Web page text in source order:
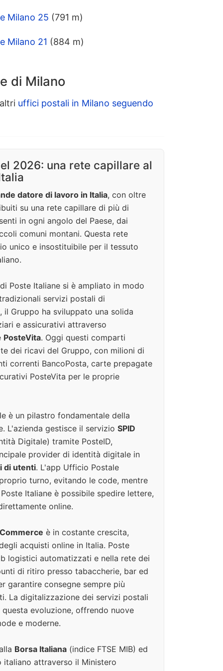
Milano 25 (791 m)
Milano 21 (884 m)
di Milano
uffici postali in Milano seguendo
2026: una rete capillare al
datore di lavoro in Italia, con oltre
su una rete capillare di più di
in ogni angolo del Paese, dai
comuni montani. Questa rete
unico e insostituibile per il tessuto
Poste Italiane si è ampliato in modo
servizi postali di
il Gruppo ha sviluppato una solida
e assicurativi attraverso
PosteVita. Oggi questi comparti
dei ricavi del Gruppo, con milioni di
correnti BancoPosta, carte prepagate
PosteVita per le proprie
è un pilastro fondamentale della
L'azienda gestisce il servizio SPID
Digitale) tramite PosteID,
provider di identità digitale in
di utenti. L'app Ufficio Postale
turno, evitando le code, mentre
Italiane è possibile spedire lettere,
online.
è in costante crescita,
acquisti online in Italia. Poste
logistici automatizzati e nella rete dei
di ritiro presso tabaccherie, bar ed
garantire consegne sempre più
La digitalizzazione dei servizi postali
evoluzione, offrendo nuove
e moderne.
Borsa Italiana (indice FTSE MIB) ed
attraverso il Ministero